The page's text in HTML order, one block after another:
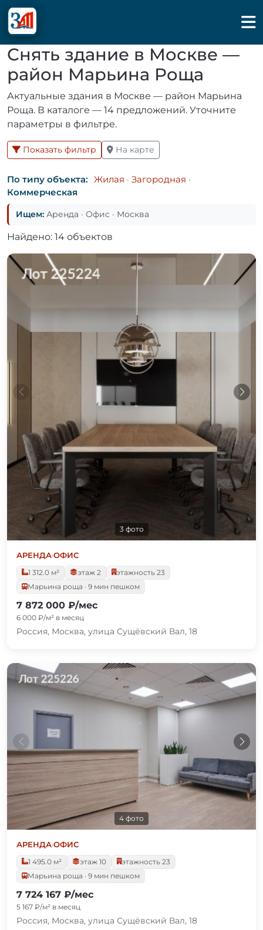
Снять здание в Москве —
район Марьина Роща
Актуальные здания в Москве — район Марьина
Роща. В каталоге — 14 предложений. Уточните
параметры в фильтре.
Показать фильтр На карте
По типу объекта: Жилая · Загородная ·
Коммерческая
Ищем: Аренда · Офис · Москва
Найдено: 14 объектов
3 фото
АРЕНДА·ОФИС
1 312.0 м²
этаж 2
этажность 23
Марьина роща · 9 мин пешком
7 872 000 ₽/мес
6 000 ₽/м² в месяц
Россия, Москва, улица Сущёвский Вал, 18
4 фото
АРЕНДА·ОФИС
1 495.0 м²
этаж 10
этажность 23
Марьина роща · 9 мин пешком
7 724 167 ₽/мес
5 167 ₽/м² в месяц
Россия, Москва, улица Сущёвский Вал, 18